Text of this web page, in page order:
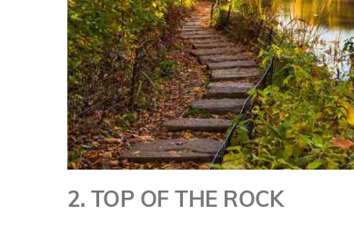
2. TOP OF THE ROCK